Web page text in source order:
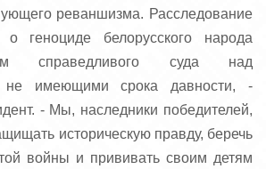
реваншизма. Расследование
о геноциде белорусского народа
справедливого суда над
не имеющими срока давности, -
- Мы, наследники победителей,
историческую правду, беречь
войны и прививать своим детям